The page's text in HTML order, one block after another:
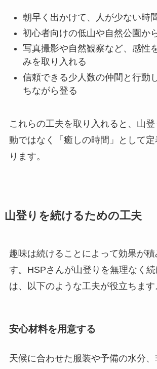
朝早く出かけて、人が少ない時
初心者向けの低山や自然公園か
写真撮影や自然観察など、感性
みを取り入れる
信頼できる少人数の仲間と行動
ちながら登る
これらの工夫を取り入れると、山
動ではなく「癒しの時間」として
ります。
山登りを続けるための工夫
趣味は続けることによって効果が積
す。HSPさんが山登りを無理なく
は、以下のような工夫が役立ちます
安心材料を用意する
天候に合わせた服装や予備の水分